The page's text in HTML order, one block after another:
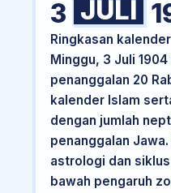
3 JULI
Ringkasan
Minggu, 3 Juli
penanggalan 20
kalender Islam
dengan jumlah
penanggalan
astrologi dan
bawah pengaruh